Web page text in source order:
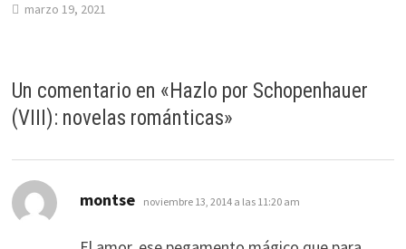
marzo 19, 2021
Un comentario en «Hazlo por Schopenhauer
(VIII): novelas románticas»
montse dice:
noviembre 13, 2014 a las 11:20 am